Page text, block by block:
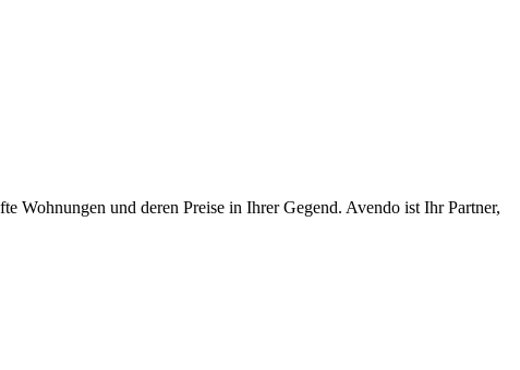
und deren Preise in Ihrer Gegend. Avendo ist Ihr Partner,